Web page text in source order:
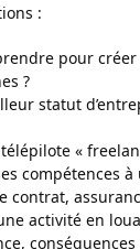
:
pour
?
statut
«
compétences à
contrat,
activité en
conséquences